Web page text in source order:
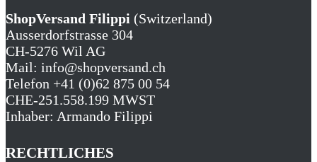
ShopVersand Filippi (Switzerland)
Ausserdorfstrasse 304
CH-5276 Wil AG
Mail: info@shopversand.ch
Telefon +41 (0)62 875 00 54
CHE-251.558.199 MWST
Inhaber: Armando Filippi
RECHTLICHES